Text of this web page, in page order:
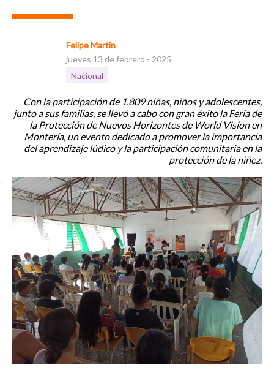
Felipe Martin
jueves 13 de febrero - 2025
Nacional
Con la participación de 1.809 niñas, niños y adolescentes,
junto a sus familias, se llevó a cabo con gran éxito la Feria de
la Protección de Nuevos Horizontes de World Vision en
Montería, un evento dedicado a promover la importancia
del aprendizaje lúdico y la participación comunitaria en la
protección de la niñez.